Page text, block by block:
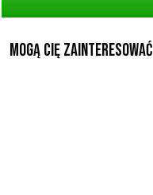
Mogą Cię zainteresować